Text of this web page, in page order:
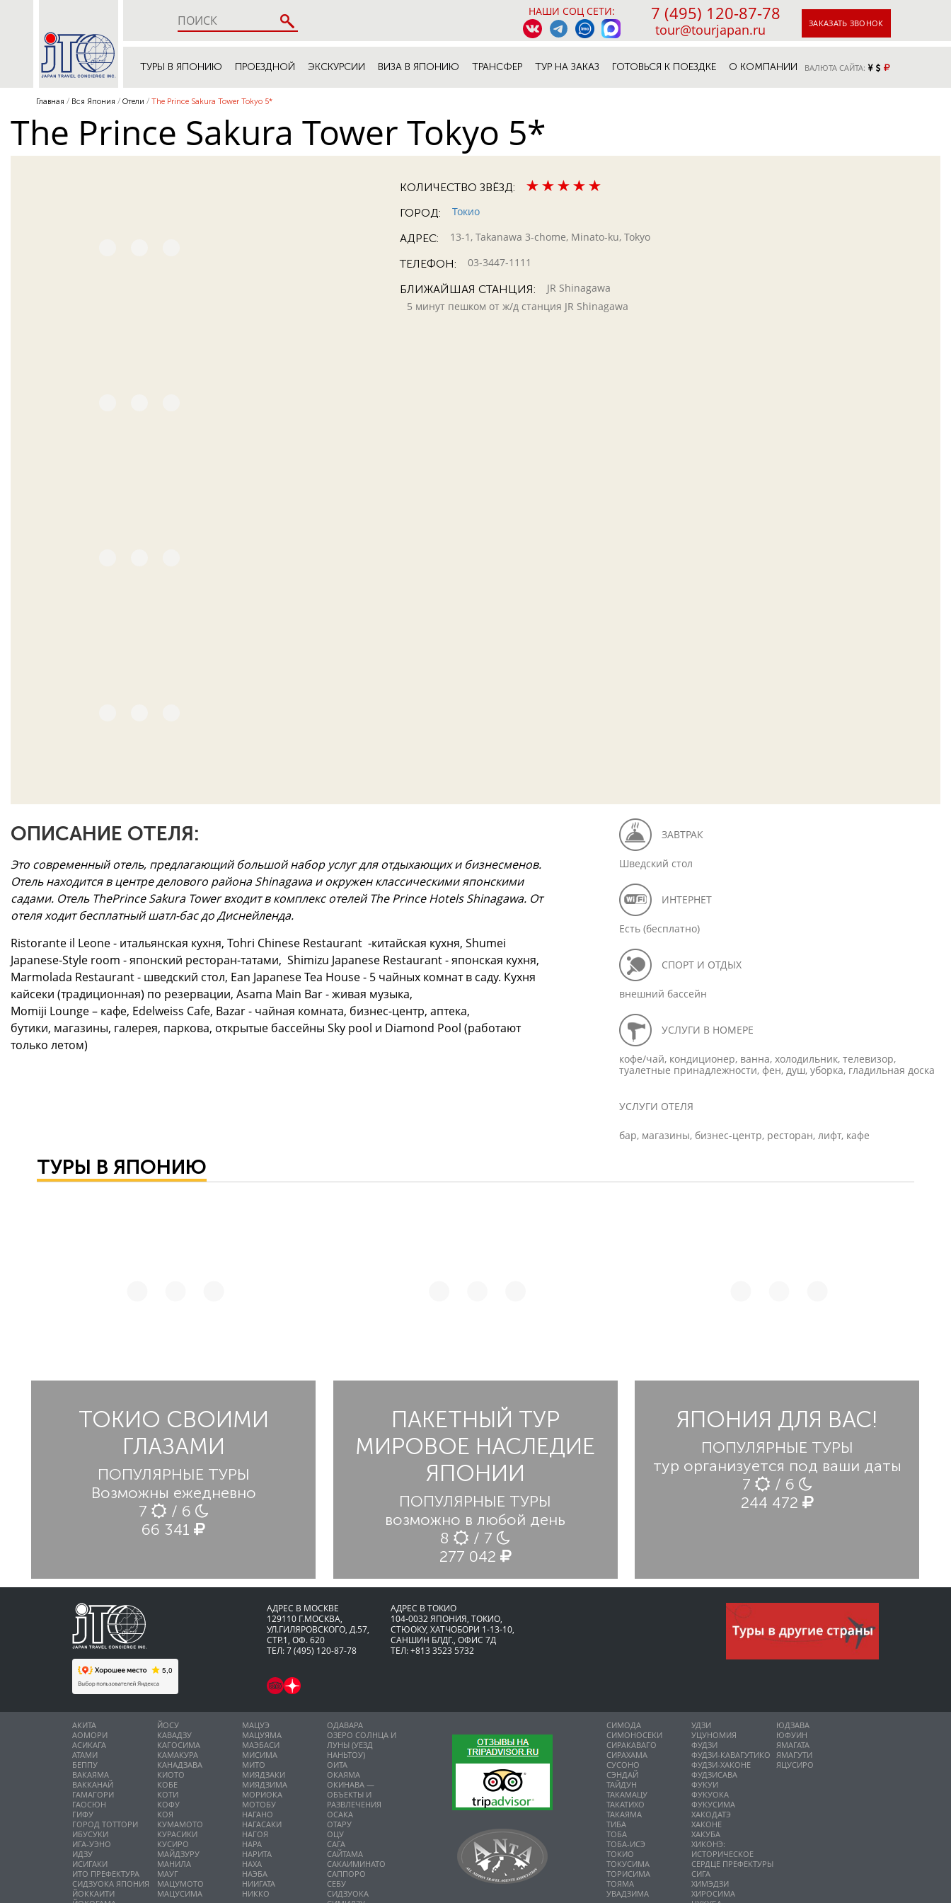
НАШИ СОЦ СЕТИ: 7 (495) 120-87-78
tour@tourjapan.ru ЗАКАЗАТЬ ЗВОНОК
ТУРЫ В ЯПОНИЮ ПРОЕЗДНОЙ ЭКСКУРСИИ ВИЗА В ЯПОНИЮ ТРАНСФЕР ТУР НА ЗАКАЗ ГОТОВЬСЯ К ПОЕЗДКЕ О КОМПАНИИ ВАЛЮТА САЙТА:
Главная Вся Япония Отели The Prince Sakura Tower Tokyo 5*
The Prince Sakura Tower Tokyo 5*
КОЛИЧЕСТВО ЗВЁЗД:
ГОРОД:
Токио
АДРЕС:
13-1, Takanawa 3-chome, Minato-ku, Tokyo
ТЕЛЕФОН:
03-3447-1111
БЛИЖАЙШАЯ СТАНЦИЯ:
JR Shinagawa
5 минут пешком от ж/д станция JR Shinagawa
ОПИСАНИЕ ОТЕЛЯ:
Это современный отель, предлагающий большой набор услуг для отдыхающих и бизнесменов.
Отель находится в центре делового района Shinagawa и окружен классическими японскими
садами. Отель ThePrince Sakura Tower входит в комплекс отелей The Prince Hotels Shinagawa. От
отеля ходит бесплатный шатл-бас до Диснейленда.
Ristorante il Leone - итальянская кухня, Tohri Chinese Restaurant -китайская кухня, Shumei
Japanese-Style room - японский ресторан-татами, Shimizu Japanese Restaurant - японская кухня,
Marmolada Restaurant - шведский стол, Ean Japanese Tea House - 5 чайных комнат в саду. Кухня
кайсеки (традиционная) по резервации, Asama Main Bar - живая музыка,
Momiji Lounge – кафе, Edelweiss Cafе, Bazar - чайная комната, бизнес-центр, аптека,
бутики, магазины, галерея, паркова, открытые бассейны Sky pool и Diamond Pool (работают
только летом)
ЗАВТРАК
Шведский стол
ИНТЕРНЕТ
Есть (бесплатно)
СПОРТ И ОТДЫХ
внешний бассейн
УСЛУГИ В НОМЕРЕ
кофе/чай, кондиционер, ванна, холодильник, телевизор,
туалетные принадлежности, фен, душ, уборка, гладильная доска
УСЛУГИ ОТЕЛЯ
бар, магазины, бизнес-центр, ресторан, лифт, кафе
ТУРЫ В ЯПОНИЮ
ТОКИО СВОИМИ
ГЛАЗАМИ
ПОПУЛЯРНЫЕ ТУРЫ
Возможны ежедневно
7
/ 6
66 341
ПАКЕТНЫЙ ТУР
МИРОВОЕ НАСЛЕДИЕ
ЯПОНИИ
ПОПУЛЯРНЫЕ ТУРЫ
возможно в любой день
8
/ 7
277 042
ЯПОНИЯ ДЛЯ ВАС!
ПОПУЛЯРНЫЕ ТУРЫ
тур организуется под ваши даты
7
/ 6
244 472
АДРЕС В МОСКВЕ
129110 Г.МОСКВА,
УЛ.ГИЛЯРОВСКОГО, Д.57,
СТР.1, ОФ. 620
ТЕЛ: 7 (495) 120-87-78
АДРЕС В ТОКИО
104-0032 ЯПОНИЯ, ТОКИО,
CТЮОКУ, ХАТЧОБОРИ 1-13-10,
САНШИН БЛДГ., ОФИС 7Д
ТЕЛ: +813 3523 5732
АКИТА
АОМОРИ
АСИКАГА
АТАМИ
БЕППУ
ВАКАЯМА
ВАККАНАЙ
ГАМАГОРИ
ГАОСЮН
ГИФУ
ГОРОД ТОТТОРИ
ИБУСУКИ
ИГА-УЭНО
ИДЗУ
ИСИГАКИ
ИТО ПРЕФЕКТУРА
СИДЗУОКА ЯПОНИЯ
ЙОККАИТИ
ЙОСУ
КАВАДЗУ
КАГОСИМА
КАМАКУРА
КАНАДЗАВА
КИОТО
КОБЕ
КОТИ
КОФУ
КОЯ
КУМАМОТО
КУРАСИКИ
КУСИРО
МАЙДЗУРУ
МАНИЛА
МАУГ
МАЦУМОТО
МАЦУСИМА
МАЦУЭ
МАЦУЯМА
МАЭБАСИ
МИСИМА
МИТО
МИЯДЗАКИ
МИЯДЗИМА
МОРИОКА
МОТОБУ
НАГАНО
НАГАСАКИ
НАГОЯ
НАРА
НАРИТА
НАХА
НАЭБА
НИИГАТА
НИККО
ОДАВАРА
ОЗЕРО СОЛНЦА И
ЛУНЫ (УЕЗД
НАНЬТОУ)
ОИТА
ОКАЯМА
ОКИНАВА —
ОБЪЕКТЫ И
РАЗВЛЕЧЕНИЯ
ОСАКА
ОТАРУ
ОЦУ
САГА
САЙТАМА
САКАИМИНАТО
САППОРО
СЕБУ
СИДЗУОКА
СИМОДА
СИМОНОСЕКИ
СИРАКАВАГО
СИРАХАМА
СУСОНО
СЭНДАЙ
ТАЙДУН
ТАКАМАЦУ
ТАКАТИХО
ТАКАЯМА
ТИБА
ТОБА
ТОБА-ИСЭ
ТОКИО
ТОКУСИМА
ТОРИСИМА
ТОЯМА
УВАДЗИМА
УДЗИ
УЦУНОМИЯ
ФУДЗИ
ФУДЗИ-КАВАГУТИКО
ФУДЗИ-ХАКОНЕ
ФУДЗИСАВА
ФУКУИ
ФУКУОКА
ФУКУСИМА
ХАКОДАТЭ
ХАКОНЕ
ХАКУБА
ХИКОНЭ:
ИСТОРИЧЕСКОЕ
СЕРДЦЕ ПРЕФЕКТУРЫ
СИГА
ХИМЭДЗИ
ХИРОСИМА
ЮДЗАВА
ЮФУИН
ЯМАГАТА
ЯМАГУТИ
ЯЦУСИРО